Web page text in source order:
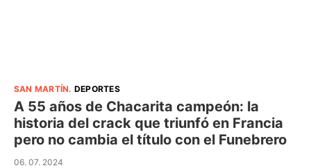
SAN MARTÍN. DEPORTES
A 55 años de Chacarita campeón: la
historia del crack que triunfó en Francia
pero no cambia el título con el Funebrero
06. 07. 2024